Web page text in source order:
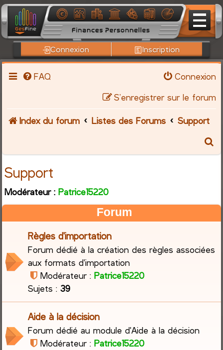
Connexion Inscription
FAQ
Connexion
S’enregistrer sur le forum
Index du forum Listes des Forums
Support
h
e
e
Support
Modérateur : Patrice15220
Forum
Règles d'importation
Forum dédié à la création des règles associées
aux formats d'importation
Modérateur : Patrice15220
Sujets :39
Aide à la décision
Forum dédié au module d'Aide à la décision
Modérateur : Patrice15220